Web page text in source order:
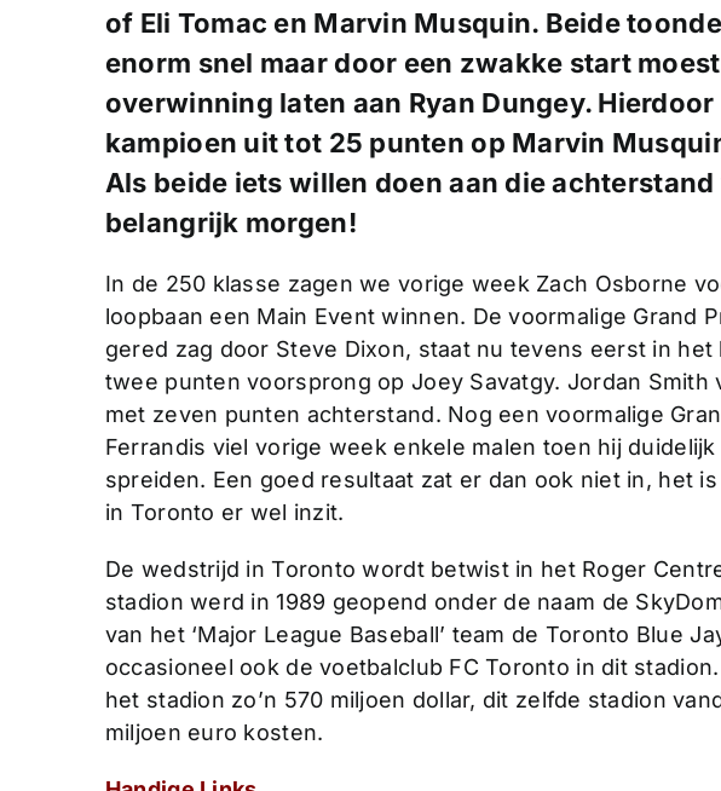
of Eli Tomac en Marvin Musquin. Beide
enorm snel maar door een zwakke start
overwinning laten aan Ryan Dungey.
kampioen uit tot 25 punten op Marvin
Als beide iets willen doen aan die
belangrijk morgen!
In de 250 klasse zagen we vorige week Zach Osborne
loopbaan een Main Event winnen. De voormalige Grand
gered zag door Steve Dixon, staat nu tevens eerst in
twee punten voorsprong op Joey Savatgy. Jordan Smith
met zeven punten achterstand. Nog een voormalige
Ferrandis viel vorige week enkele malen toen hij
spreiden. Een goed resultaat zat er dan ook niet in, het
in Toronto er wel inzit.
De wedstrijd in Toronto wordt betwist in het Roger
stadion werd in 1989 geopend onder de naam de
van het ‘Major League Baseball’ team de Toronto Blue
occasioneel ook de voetbalclub FC Toronto in dit
het stadion zo’n 570 miljoen dollar, dit zelfde stadion
miljoen euro kosten.